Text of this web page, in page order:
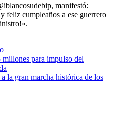
manifestó:
feliz cumpleaños a ese guerrero
para impulso del
la gran marcha histórica de los